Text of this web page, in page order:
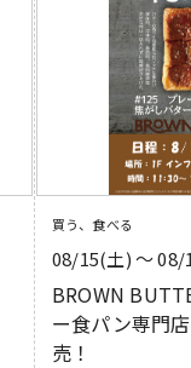
買う、食べる
08/15(土) 〜 08/
BROWN
ー食パン専門
売！